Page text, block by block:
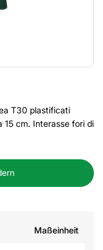
T30 plastificati
15 cm. Interasse fori di
Maßeinheit